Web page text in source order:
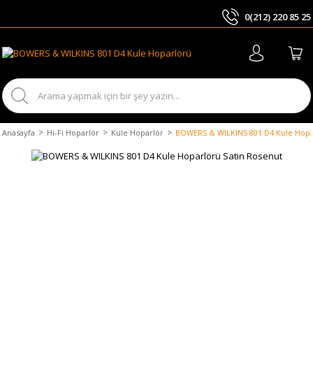
0(212) 220 85 25
Anasayfa Hi-Fi Hoparlör Kule Hoparlör BOWERS & WILKINS 801 D4 Kule